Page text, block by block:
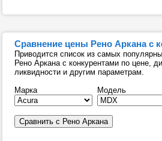
Сравнение цены Рено Аркана с
Приводится список из самых
Рено Аркана с конкурентами по цене,
ликвидности и другим параметрам.
Марка
Модель